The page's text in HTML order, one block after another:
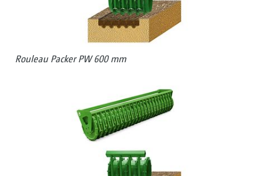
Rouleau Packer PW 600 mm